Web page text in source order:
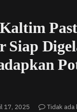
Siap
17, 2025
Tidak